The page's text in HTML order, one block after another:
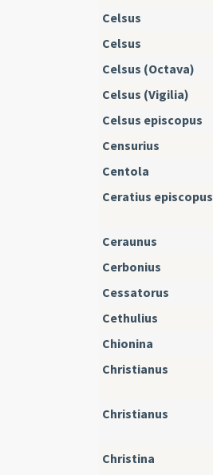
Celsus
Celsus
Celsus (Octava)
Celsus (Vigilia)
Celsus episcopus
Censurius
Centola
Ceratius episcopus
Ceraunus
Cerbonius
Cessatorus
Cethulius
Chionina
Christianus
Christianus
Christina